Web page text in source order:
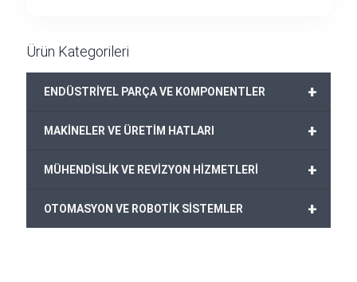
Ürün Kategorileri
+
ENDÜSTRİYEL PARÇA VE KOMPONENTLER
+
MAKİNELER VE ÜRETİM HATLARI
+
MÜHENDİSLİK VE REVİZYON HİZMETLERİ
+
OTOMASYON VE ROBOTİK SİSTEMLER